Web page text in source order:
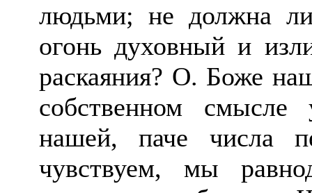
людьми; не должна
огонь духовный и
раскаяния? О. Боже
собственном
нашей, паче числа
чувствуем, мы